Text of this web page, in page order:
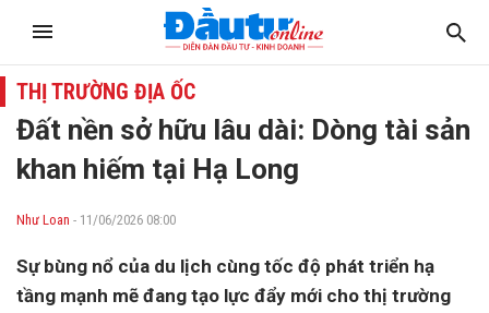
THỊ TRƯỜNG ĐỊA ỐC
Đất nền sở hữu lâu dài: Dòng tài sản
khan hiếm tại Hạ Long
Như Loan - 11/06/2026 08:00
Sự bùng nổ của du lịch cùng tốc độ phát triển hạ
tầng mạnh mẽ đang tạo lực đẩy mới cho thị trường